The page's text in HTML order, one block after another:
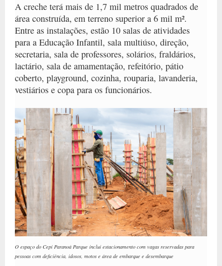
A creche terá mais de 1,7 mil metros quadrados de
área construída, em terreno superior a 6 mil m².
Entre as instalações, estão 10 salas de atividades
para a Educação Infantil, sala multiúso, direção,
secretaria, sala de professores, solários, fraldários,
lactário, sala de amamentação, refeitório, pátio
coberto, playground, cozinha, rouparia, lavanderia,
vestiários e copa para os funcionários.
O espaço do Cepi Paranoá Parque inclui estacionamento com vagas reservadas para
pessoas com deficiência, idosos, motos e área de embarque e desembarque